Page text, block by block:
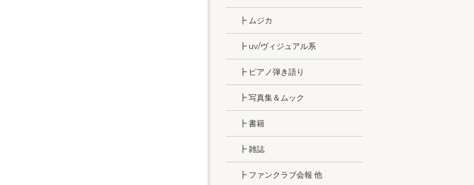
┣ ムジカ
┣ uv/ヴィジュアル系
┣ ピアノ弾き語り
┣ 写真集＆ムック
┣ 書籍
┣ 雑誌
┣ ファンクラブ会報 他